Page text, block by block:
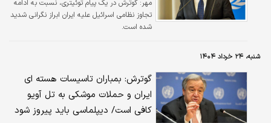
مهر:​گوترش در یک پیام توئیتری، نسبت به ادامه
تجاوز نظامی اسرائیل علیه ایران ابراز نگرانی شدید
شده است.
شنبه، ۲۴ خرداد ۱۴۰۴
گوترش: بمباران تاسیسات هسته ای
ایران و حملات موشکی به تل آویو
کافی است/ دیپلماسی باید پیروز شود